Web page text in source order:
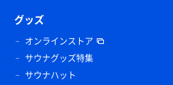
グッズ
オンラインストア
サウナグッズ特集
サウナハット